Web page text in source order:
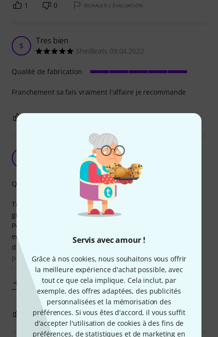
Servis avec amour !
Grâce à nos cookies, nous souhaitons vous offrir
la meilleure expérience d'achat possible, avec
tout ce que cela implique. Cela inclut, par
exemple, des offres adaptées, des publicités
personnalisées et la mémorisation des
préférences. Si vous êtes d'accord, il vous suffit
d'accepter l'utilisation de cookies à des fins de
préférences, de statistiques et de marketing en
1 0 SIGNALER L'ÉVALUATION
S Tres bien
SheiBeats 09.04.2022
Franchement sa fais vraiment l'affaire je recommande
Qualité de fabrication
Fais le job pour le prix
VAllOU 18.07.2021
Très bien pour le prix pour une utilisation fixe, léger
grisillement au bout de plusieurs années.
Peut être pas la même durée de vie si transporter et
enroulé régulièrement, mais pour le prix si juste besoin
d'un cable qui fait le job c'est très bien si l'on ne recherche
pas la meilleur qualité audio possible (faut-il déjà le bon
soundsystem pour entendre la
Afficher plus
Qualité de fabrication
0 SIGNALER L'ÉVALUATION